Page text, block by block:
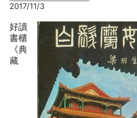
2017/11/3
好讀
書櫃
《典
藏